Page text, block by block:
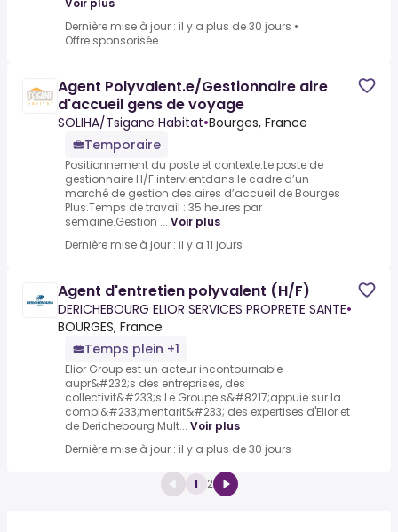
Voir plus
Dernière mise à jour : il y a plus de 30 jours •
Offre sponsorisée
Agent Polyvalent.e/Gestionnaire aire
d'accueil gens de voyage
SOLIHA/Tsigane Habitat•Bourges, France
Temporaire
Positionnement du poste et contexte.Le poste de
gestionnaire H/F intervientdans le cadre d’un
marché de gestion des aires d’accueil de Bourges
Plus.Temps de travail : 35 heures par
semaine.Gestion ... Voir plus
Dernière mise à jour : il y a 11 jours
Agent d'entretien polyvalent (H/F)
DERICHEBOURG ELIOR SERVICES PROPRETE SANTE•
BOURGES, France
Temps plein +1
Elior Group est un acteur incontournable
aupr&#232;s des entreprises, des
collectivit&#233;s.Le Groupe s&#8217;appuie sur la
compl&#233;mentarit&#233; des expertises d'Elior et
de Derichebourg Mult... Voir plus
Dernière mise à jour : il y a plus de 30 jours
1 2